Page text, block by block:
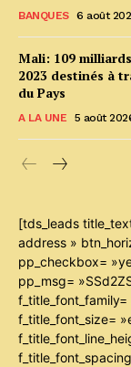
BANQUES 6 août
Mali: 109
2023 destinés à
du Pays
A LA UNE 5 août
[tds_leads
address »
pp_checkbox=
pp_msg=
f_title_font_family=
f_title_font_size=